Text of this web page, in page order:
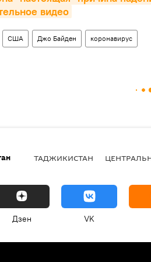
видео
США Джо Байден коронавирус
ТАДЖИКИСТАН
Дзен VK